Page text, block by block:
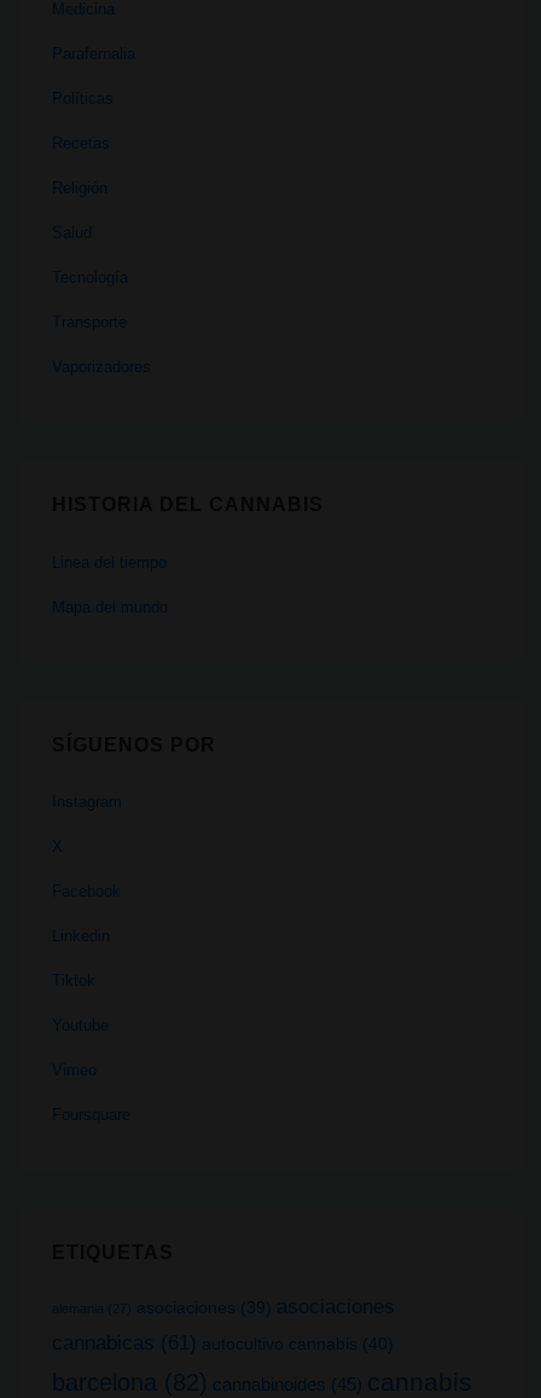
Medicina
Parafernalia
Políticas
Recetas
Religión
Salud
Tecnología
Transporte
Vaporizadores
Linea del tiempo
Mapa del mundo
Instagram
X
Facebook
Linkedin
Tiktok
Youtube
Vimeo
Foursquare
alemania (27) asociaciones (39)
asociaciones
cannabicas (61) autocultivo cannabis (40)
barcelona (82) cannabinoides (45) cannabis